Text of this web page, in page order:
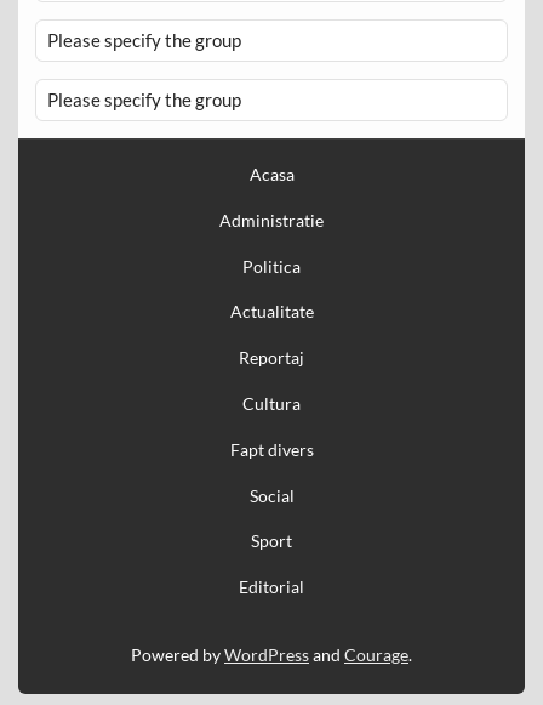
Please specify the group
Please specify the group
Acasa
Administratie
Politica
Actualitate
Reportaj
Cultura
Fapt divers
Social
Sport
Editorial
Powered byWordPressand Courage.